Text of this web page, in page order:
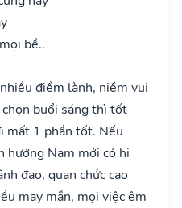
bề..
điềm lành, niềm vui
buổi sáng thì tốt
mất 1 phần tốt. Nếu
hướng Nam mới có hi
đạo, quan chức cao
may mắn, mọi việc êm